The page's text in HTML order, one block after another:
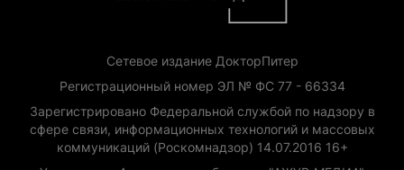
Сетевое издание ДокторПитер
Регистрационный номер ЭЛ № ФС 77 - 66334
Зарегистрировано Федеральной службой по надзору в
сфере связи, информационных технологий и массовых
коммуникаций (Роскомнадзор) 14.07.2016 16+